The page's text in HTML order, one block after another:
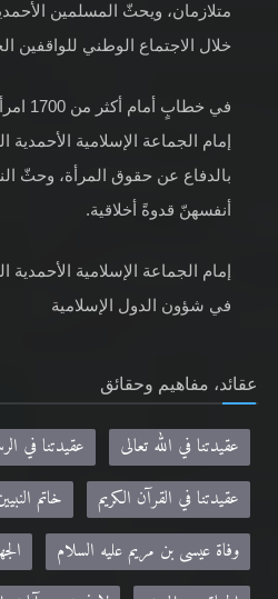
متلازمان، ويحثّ المسلمين
خلال الاجتماع الوطني للواقفين الجدد
في
إمام الجماعة الإسلامية الأحمدية
بالدفاع عن حقوق المرأة، وحثّ
أنفسهنّ قدوةً أخلاقية.
إمام الجماعة الإسلامية الأحمدية
في شؤون الدول الإسلامية
عقائد، مفاهيم وحقائق
عقيدتنا في الله تعالى
عقيدتنا في
عقيدتنا في القرآن الكريم
خاتم
وفاة عيسى بن مريم عليه السلام